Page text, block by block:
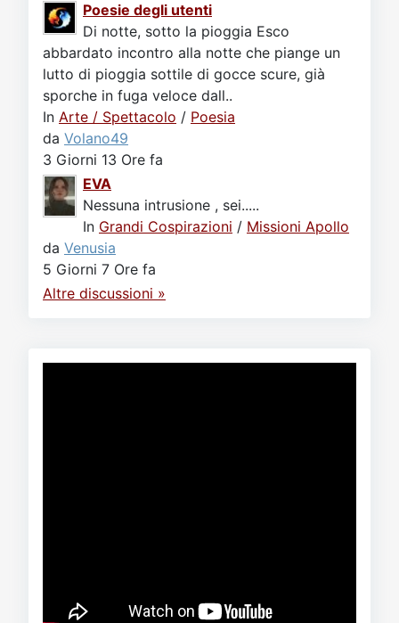
Poesie degli utenti
Di notte, sotto la pioggia Esco
abbardato incontro alla notte che piange un
lutto di pioggia sottile di gocce scure, già
sporche in fuga veloce dall..
In Arte / Spettacolo / Poesia
da Volano49
3 Giorni 13 Ore fa
EVA
Nessuna intrusione , sei.....
In Grandi Cospirazioni / Missioni Apollo
da Venusia
5 Giorni 7 Ore fa
Altre discussioni »